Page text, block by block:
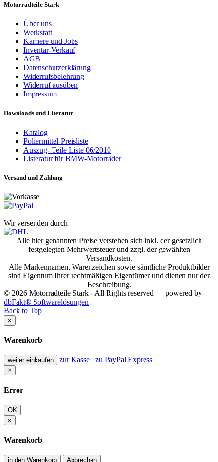
Motorradteile Stark
Über uns
Werkstatt
Karriere und Jobs
Inventar-Verkauf
AGB
Datenschutzerklärung
Widerrufsbelehrung
Widerruf ausüben
Impressum
Downloads und Literatur
Katalog
Poliermittel-Preisliste
Auszug- Teile Liste 06/2010
Listeratur für BMW-Motorräder
Versand und Zahlung
Wir versenden durch
Alle hier genannten Preise verstehen sich inkl. der gesetzlich
festgelegten Mehrwertsteuer und zzgl. der gewählten
Versandkosten.
Alle Markennamen, Warenzeichen sowie sämtliche Produktbilder
sind Eigentum Ihrer rechtmäßigen Eigentümer und dienen nur der
Beschreibung.
© 2026 Motorradteile Stark - All Rights reserved — powered by
dbFakt® Softwarelösungen
Back to Top
×
Warenkorb
weiter einkaufen zur Kasse zu PayPal Express
×
Error
OK
×
Warenkorb
in den Warenkorb Abbrechen